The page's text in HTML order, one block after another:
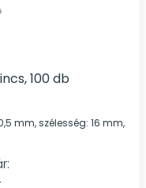
100 db
mm, szélesség: 16 mm,